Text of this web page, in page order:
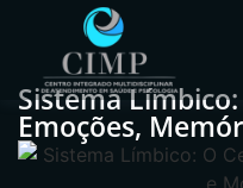
Sistema
Emoções,